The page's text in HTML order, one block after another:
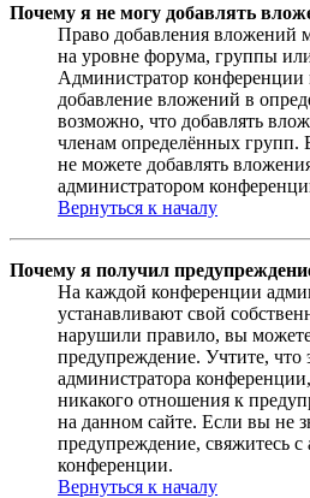
Почему я не могу добавлять
Право добавления вложений
на уровне форума, группы
Администратор конференции
добавление вложений в
возможно, что добавлять
членам определённых групп.
не можете добавлять
администратором
Вернуться к началу
Почему я получил
На каждой конференции
устанавливают свой
нарушили правило, вы
предупреждение. Учтите, что
администратора
никакого отношения к
на данном сайте. Если вы не
предупреждение, свяжитесь
конференции.
Вернуться к началу